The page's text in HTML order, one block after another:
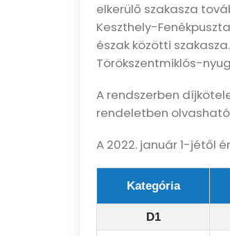
elkerülő szakasza
Keszthely-
észak közötti
Törökszentmiklós-
A rendszerben
rendeletben
A 2022. január 1-jétől
Kategória
D1